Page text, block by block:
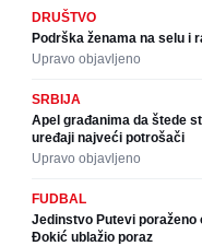
DRUŠTVO
Podrška ženama na selu i
Upravo objavljeno
SRBIJA
Apel građanima da štede
uređaji najveći potrošači
Upravo objavljeno
FUDBAL
Jedinstvo Putevi
Đokić ublažio poraz